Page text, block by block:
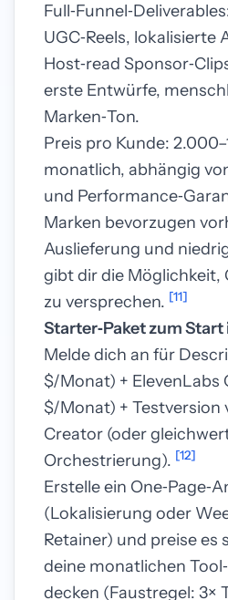
UGC‑Reels, lokalisierte
Host‑read
erste Entwürfe,
Marken‑Ton.
Preis pro Kunde:
monatlich, abhängig
und
Marken bevorzugen
Auslieferung und
gibt dir die Möglichkeit,
zu versprechen. [11]
Starter‑Paket zum Start
Melde dich an für
$/Monat) + ElevenLabs
$/Monat) + Testversion
Creator (oder
Orchestrierung). [12]
Erstelle ein
(Lokalisierung oder
Retainer) und preise es
deine monatlichen
decken (Faustregel: 3×